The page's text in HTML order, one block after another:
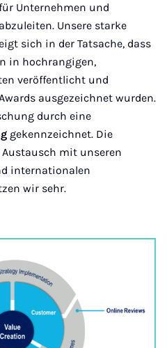
Unternehmen und
Unsere starke
sich in der Tatsache, dass
in hochrangigen,
veröffentlicht und
ausgezeichnet wurden.
durch eine
gekennzeichnet. Die
mit unseren
internationalen
wir sehr.